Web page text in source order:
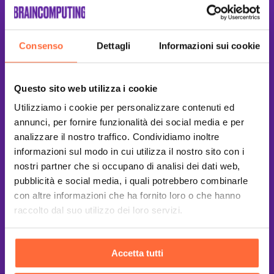
Consenso Dettagli Informazioni sui cookie
Questo sito web utilizza i cookie
Utilizziamo i cookie per personalizzare contenuti ed
annunci, per fornire funzionalità dei social media e per
analizzare il nostro traffico. Condividiamo inoltre
informazioni sul modo in cui utilizza il nostro sito con i
nostri partner che si occupano di analisi dei dati web,
pubblicità e social media, i quali potrebbero combinarle
con altre informazioni che ha fornito loro o che hanno
raccolto dal suo utilizzo dei loro servizi.
Accetta tutti